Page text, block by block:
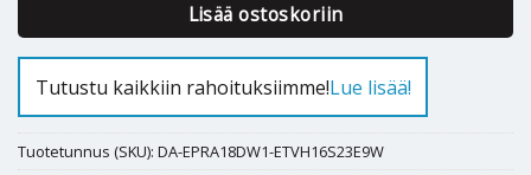
Lisää ostoskoriin
Tutustu kaikkiin rahoituksiimme!Lue lisää!
Tuotetunnus (SKU): DA-EPRA18DW1-ETVH16S23E9W